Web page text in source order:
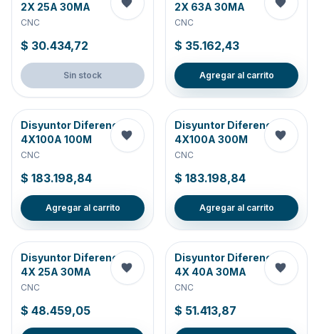
2X 25A 30MA
CNC
$ 30.434,72
Sin stock
2X 63A 30MA
CNC
$ 35.162,43
Agregar al carrito
Disyuntor Diferencial
4X100A 100M
CNC
$ 183.198,84
Agregar al carrito
Disyuntor Diferencial
4X100A 300M
CNC
$ 183.198,84
Agregar al carrito
Disyuntor Diferencial
4X 25A 30MA
CNC
$ 48.459,05
Disyuntor Diferencial
4X 40A 30MA
CNC
$ 51.413,87